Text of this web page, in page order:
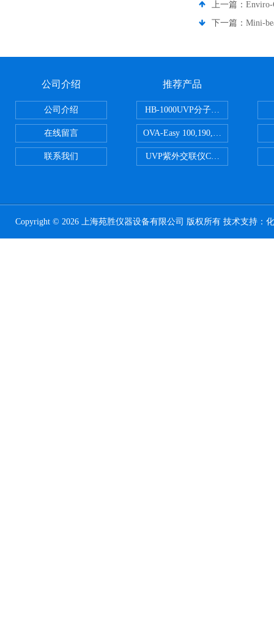
上一篇：
下一篇： Mini-
公司介绍
公司介绍
在线留言
联系我们
推荐产品
HB-1000UVP分子杂交箱
OVA-Easy 100,190,380,580英国
UVP紫外交联仪CL-1000
Copyright © 2026 上海苑胜仪器设备有限公司 版权所有 技术支持：